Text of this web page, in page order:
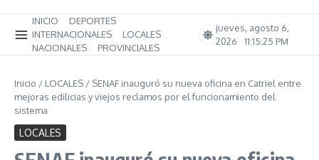
INICIO
DEPORTES
INTERNACIONALES
LOCALES
NACIONALES
PROVINCIALES
jueves, agosto 6,
2026
11:15:26 PM
Inicio / LOCALES / SENAF inauguró su nueva oficina en Catriel entre
mejoras edilicias y viejos reclamos por el funcionamiento del
sistema
LOCALES